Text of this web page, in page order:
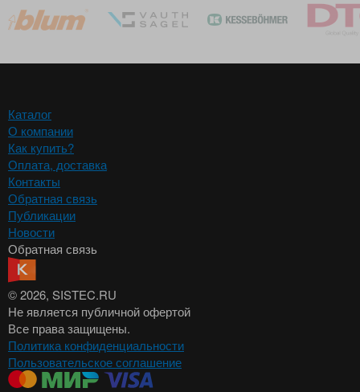
Каталог
О компании
Как купить?
Оплата, доставка
Контакты
Обратная связь
Публикации
Новости
Обратная связь
© 2026, SISTEC.RU
Не является публичной офертой
Все права защищены.
Политика конфиденциальности
Пользовательское соглашение